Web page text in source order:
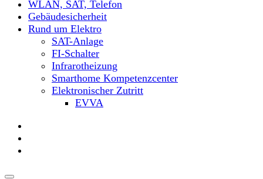
WLAN, SAT, Telefon
Gebäudesicherheit
Rund um Elektro
SAT-Anlage
FI-Schalter
Infrarotheizung
Smarthome Kompetenzcenter
Elektronischer Zutritt
EVVA